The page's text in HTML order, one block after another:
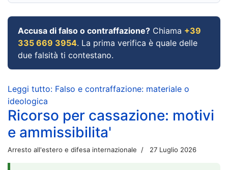
Accusa di falso o contraffazione? Chiama +39
335 669 3954. La prima verifica è quale delle
due falsità ti contestano.
Leggi tutto: Falso e contraffazione: materiale o
ideologica
Ricorso per cassazione: motivi
e ammissibilita'
Arresto all'estero e difesa internazionale 27 Luglio 2026